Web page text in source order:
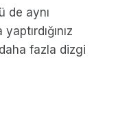
de aynı
fazla dizgi